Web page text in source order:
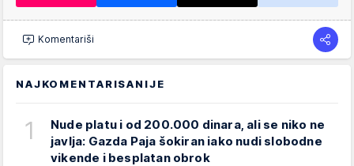
Komentariši
NAJKOMENTARISANIJE
1
Nude platu i od 200.000 dinara, ali se niko ne
javlja: Gazda Paja šokiran iako nudi slobodne
vikende i besplatan obrok